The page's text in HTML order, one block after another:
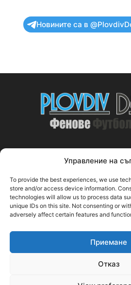
Управление на
To provide the best experiences, we use
store and/or access device information.
technologies will allow us to process data
unique IDs on this site. Not consenting or
adversely affect certain features and
Приемане
Отказ
Новините са в
ABOUT US
PlovdivDerby.com е първата
медия!
Свържи се с нас:
FOLLOW